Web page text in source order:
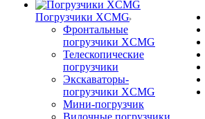
Погрузчики XCMG
Фронтальные
погрузчики XCMG
Телескопические
погрузчики
Экскаваторы-
погрузчики XCMG
Мини-погрузчик
Вилочные погрузчики